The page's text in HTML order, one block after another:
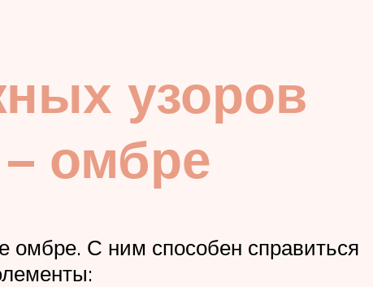
узоров
омбре
омбре. С ним способен справиться